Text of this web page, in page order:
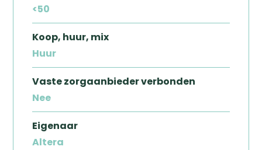
<50
Koop, huur, mix
Huur
Vaste zorgaanbieder verbonden
Nee
Eigenaar
Altera